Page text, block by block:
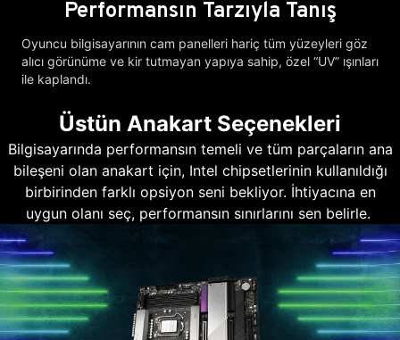
Performansın Tarzıyla Tanış
Oyuncu bilgisayarının cam panelleri hariç tüm yüzeyleri göz
alıcı görünüme ve kir tutmayan yapıya sahip, özel “UV” ışınları
ile kaplandı.
Üstün Anakart Seçenekleri
Bilgisayarında performansın temeli ve tüm parçaların ana
bileşeni olan anakart için, Intel chipsetlerinin kullanıldığı
birbirinden farklı opsiyon seni bekliyor. İhtiyacına en
uygun olanı seç, performansın sınırlarını sen belirle.